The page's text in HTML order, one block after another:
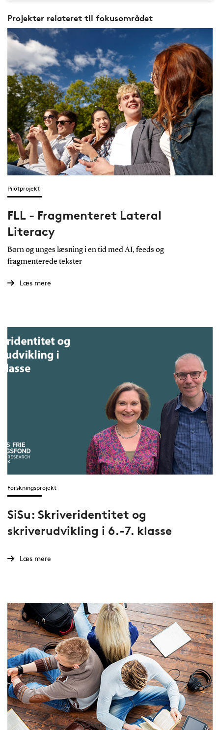
Projekter relateret til fokusområdet
Pilotprojekt
FLL - Fragmenteret Lateral
Literacy
Børn og unges læsning i en tid med AI, feeds og
fragmenterede tekster
Læs mere
Forskningsprojekt
SiSu: Skriveridentitet og
skriverudvikling i 6.-7. klasse
Læs mere